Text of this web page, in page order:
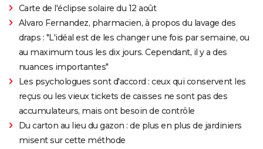
Carte de l'éclipse solaire du 12 août
Alvaro Fernandez, pharmacien, à propos du lavage des
draps : "L'idéal est de les changer une fois par semaine, ou
au maximum tous les dix jours. Cependant, il y a des
nuances importantes"
Les psychologues sont d'accord : ceux qui conservent les
reçus ou les vieux tickets de caisses ne sont pas des
accumulateurs, mais ont besoin de contrôle
Du carton au lieu du gazon : de plus en plus de jardiniers
misent sur cette méthode